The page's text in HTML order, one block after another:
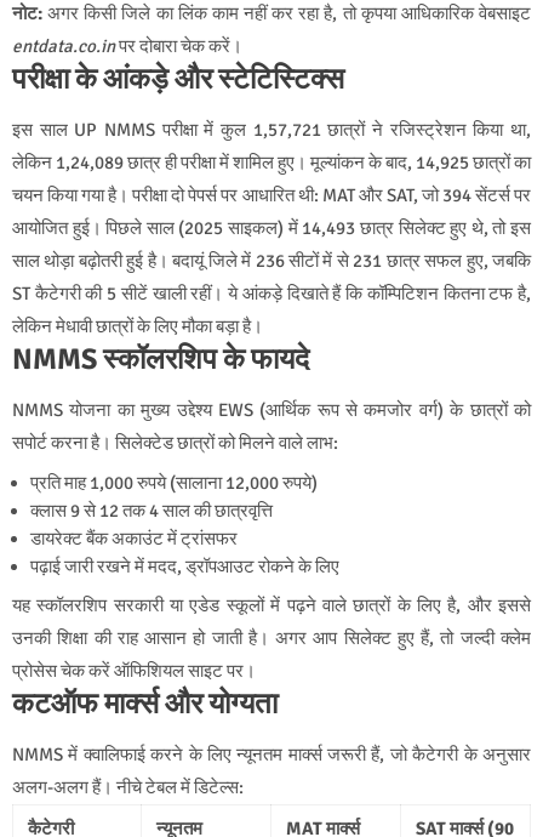
नोट: अगर किसी जिले का लिंक काम नहीं कर रहा है, तो कृपया आधिकारिक वेबसाइट
entdata.co.inपर दोबारा चेक करें।
परीक्षा के आंकड़े और स्टेटिस्टिक्स
इस साल UP NMMS परीक्षा में कुल 1,57,721 छात्रों ने रजिस्ट्रेशन किया था,
लेकिन 1,24,089 छात्र ही परीक्षा में शामिल हुए। मूल्यांकन के बाद, 14,925 छात्रों का
चयन किया गया है। परीक्षा दो पेपर्स पर आधारित थी: MAT और SAT, जो 394 सेंटर्स पर
आयोजित हुई। पिछले साल (2025 साइकल) में 14,493 छात्र सिलेक्ट हुए थे, तो इस
साल थोड़ा बढ़ोतरी हुई है। बदायूं जिले में 236 सीटों में से 231 छात्र सफल हुए, जबकि
ST कैटेगरी की 5 सीटें खाली रहीं। ये आंकड़े दिखाते हैं कि कॉम्पिटिशन कितना टफ है,
लेकिन मेधावी छात्रों के लिए मौका बड़ा है।
NMMS स्कॉलरशिप के फायदे
NMMS योजना का मुख्य उद्देश्य EWS (आर्थिक रूप से कमजोर वर्ग) के छात्रों को
सपोर्ट करना है। सिलेक्टेड छात्रों को मिलने वाले लाभ:
प्रति माह 1,000 रुपये (सालाना 12,000 रुपये)
क्लास 9 से 12 तक 4 साल की छात्रवृत्ति
डायरेक्ट बैंक अकाउंट में ट्रांसफर
पढ़ाई जारी रखने में मदद, ड्रॉपआउट रोकने के लिए
यह स्कॉलरशिप सरकारी या एडेड स्कूलों में पढ़ने वाले छात्रों के लिए है, और इससे
उनकी शिक्षा की राह आसान हो जाती है। अगर आप सिलेक्ट हुए हैं, तो जल्दी क्लेम
प्रोसेस चेक करें ऑफिशियल साइट पर।
कटऑफ मार्क्स और योग्यता
NMMS में क्वालिफाई करने के लिए न्यूनतम मार्क्स जरूरी हैं, जो कैटेगरी के अनुसार
अलग-अलग हैं। नीचे टेबल में डिटेल्स:
कैटेगरी
न्यूनतम MAT मार्क्स SAT मार्क्स (90